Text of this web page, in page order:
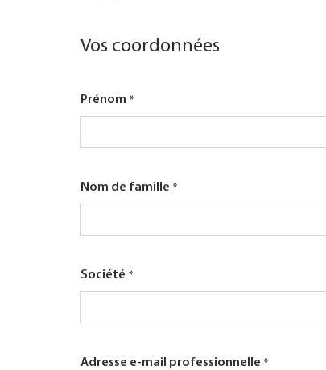
Vos coordonnées
Prénom
Nom de famille
Société
Adresse e-mail professionnelle